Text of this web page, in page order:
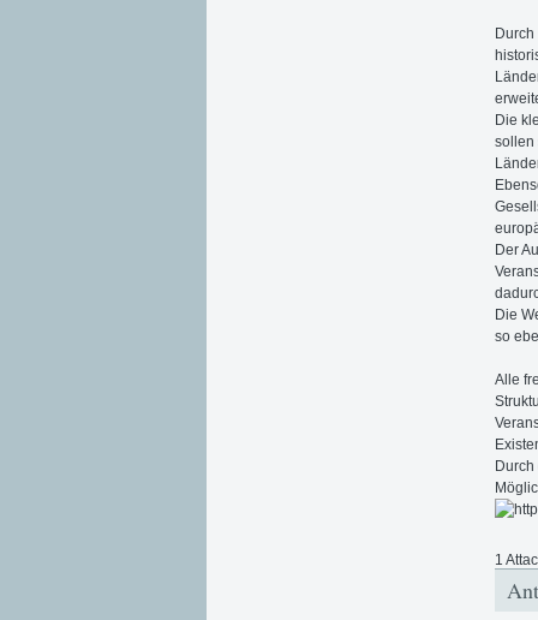
Die
sollen
Der
Die
so
Alle
1